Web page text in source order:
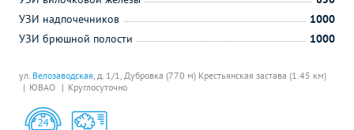
ул. Велозаводская, д. 1/1, Дубровка (770 м) Крестьянская застава (1.45 км)
ЮВАО
Круглосуточно
УЗИ надпочечников
1000
УЗИ брюшной полости
1000